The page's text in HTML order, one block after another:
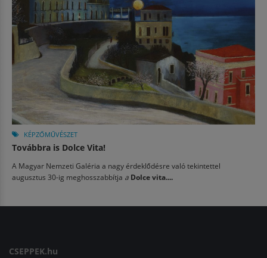
KÉPZŐMŰVÉSZET
Továbbra is Dolce Vita!
A Magyar Nemzeti Galéria a nagy érdeklődésre való tekintettel
augusztus 30-ig meghosszabbítja a Dolce vita....
CSEPPEK.hu